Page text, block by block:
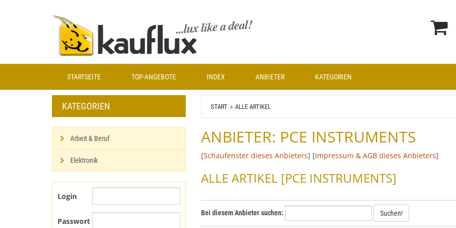
STARTSEITE TOP-ANGEBOTE INDEX ANBIETER KATEGORIEN
START ALLE ARTIKEL
ANBIETER: PCE INSTRUMENTS
[Schaufenster dieses Anbieters] [Impressum & AGB dieses Anbieters]
ALLE ARTIKEL [PCE INSTRUMENTS]
Bei diesem Anbieter suchen: Suchen!
KATEGORIEN
Arbeit & Beruf
Elektronik
Login
Passwort